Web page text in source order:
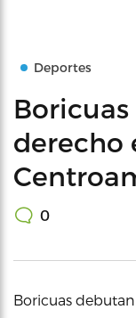
Deportes
derecho
0
Boricuas